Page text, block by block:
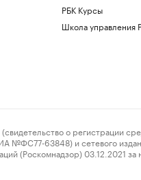
РБК Курсы
Школа управления
о регистрации
63848) и сетевого
(Роскомнадзор) 03.12.2021